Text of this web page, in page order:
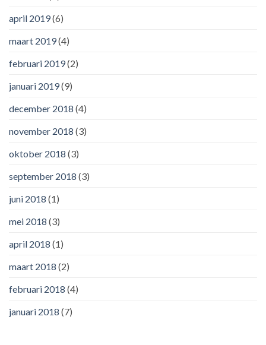
april 2019(6)
maart 2019(4)
februari 2019(2)
januari 2019(9)
december 2018 (4)
november 2018 (3)
oktober 2018 (3)
september 2018 (3)
juni 2018 (1)
mei 2018 (3)
april 2018 (1)
maart 2018 (2)
februari 2018 (4)
januari 2018 (7)